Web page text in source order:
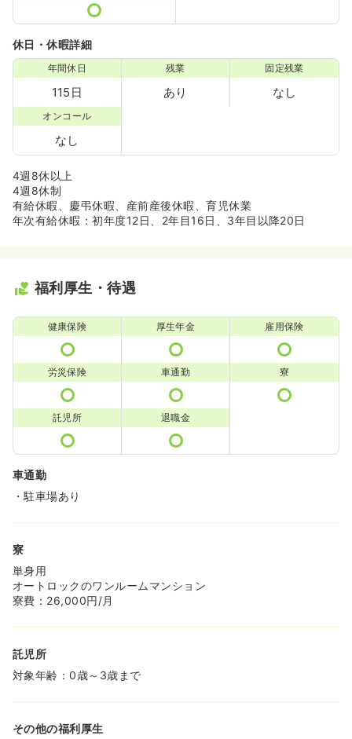
休日・休暇詳細
年間休日
115日
残業
あり
固定残業
なし
オンコール
なし
4週8休以上
4週8休制
有給休暇、慶弔休暇、産前産後休暇、育児休業
年次有給休暇：初年度12日、2年目16日、3年目以降20日
福利厚生・待遇
健康保険 厚生年金 雇用保険
労災保険 車通勤 寮
託児所 退職金
車通勤
・駐車場あり
寮
単身用
オートロックのワンルームマンション
寮費：26,000円/月
託児所
対象年齢：0歳～3歳まで
その他の福利厚生